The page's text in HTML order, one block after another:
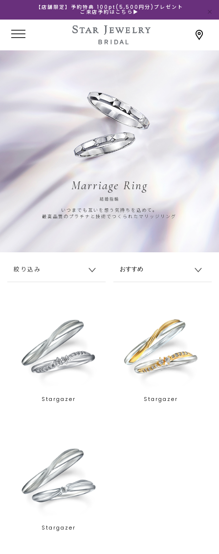
【店舗限定】予約特典 100pt(5,500円分)プレゼント
ご来店予約はこちら▶
Marriage Ring
結婚指輪
いつまでも互いを想う気持ちを込めて。
最高品質のプラチナと技術でつくられたマリッジリング
絞り込み
Stargazer Stargazer
Stargazer